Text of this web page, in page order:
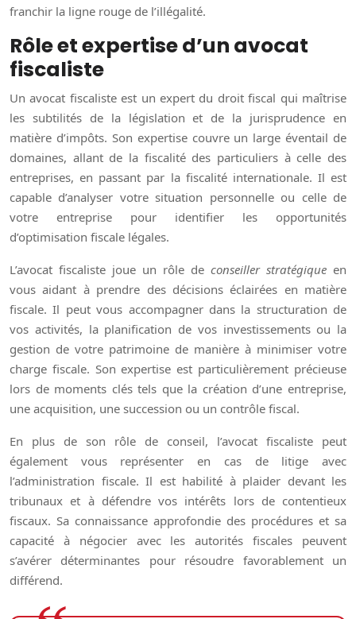
franchir la ligne rouge de l’illégalité.
Rôle et expertise d’un avocat
fiscaliste
Un avocat fiscaliste est un expert du droit fiscal qui maîtrise
les subtilités de la législation et de la jurisprudence en
matière d’impôts. Son expertise couvre un large éventail de
domaines, allant de la fiscalité des particuliers à celle des
entreprises, en passant par la fiscalité internationale. Il est
capable d’analyser votre situation personnelle ou celle de
votre entreprise pour identifier les opportunités
d’optimisation fiscale légales.
L’avocat fiscaliste joue un rôle de conseiller stratégique en
vous aidant à prendre des décisions éclairées en matière
fiscale. Il peut vous accompagner dans la structuration de
vos activités, la planification de vos investissements ou la
gestion de votre patrimoine de manière à minimiser votre
charge fiscale. Son expertise est particulièrement précieuse
lors de moments clés tels que la création d’une entreprise,
une acquisition, une succession ou un contrôle fiscal.
En plus de son rôle de conseil, l’avocat fiscaliste peut
également vous représenter en cas de litige avec
l’administration fiscale. Il est habilité à plaider devant les
tribunaux et à défendre vos intérêts lors de contentieux
fiscaux. Sa connaissance approfondie des procédures et sa
capacité à négocier avec les autorités fiscales peuvent
s’avérer déterminantes pour résoudre favorablement un
différend.